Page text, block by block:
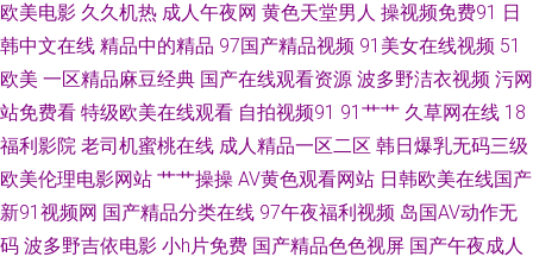
色电影1 97色亚洲 丰满熟妇乱子另类 久草福利在线 欧美性欧美性一区 四虎
视频 91大神磁力 俺去射啦 福利夜导航 激情在线QVD 日本美女色色 影音先
锋欧美 av天堂bh 国产av第一页 狼友免费 日韩成人社区 午夜无码伦 91丝袜
拍拍 超碰婷婷色 韩国超逼视频 日韩免费乱轮网站 白丝足交在线 黑丝美女91
欧美电影 久久机热 成人午夜网 黄色天堂男人 操视频免费91 日
韩中文在线 精品中的精品 97国产精品视频 91美女在线视频 51
欧美 一区精品麻豆经典 国产在线观看资源 波多野洁衣视频 污网
站免费看 特级欧美在线观看 自拍视频91 91艹艹 久草网在线 18
福利影院 老司机蜜桃在线 成人精品一区二区 韩日爆乳无码三级
欧美伦理电影网站 艹艹操操 AV黄色观看网站 日韩欧美在线国产
新91视频网 国产精品分类在线 97午夜福利视频 岛国AV动作无
码 波多野吉依电影 小h片免费 国产精品色色视屏 国产午夜成人